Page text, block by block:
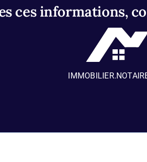
ces informations,